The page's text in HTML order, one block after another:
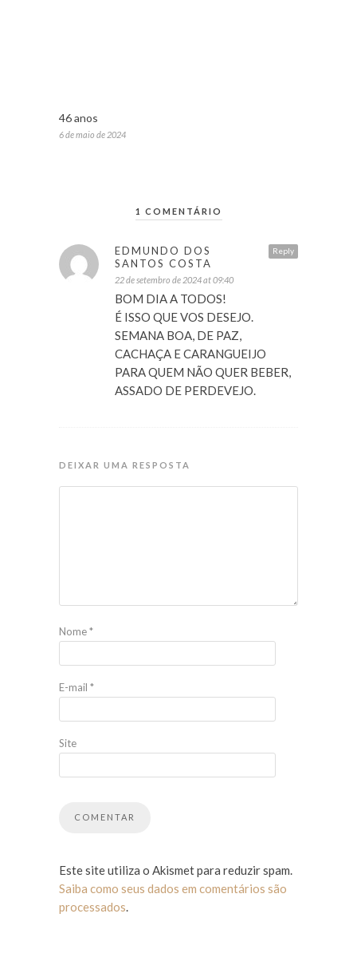
46 anos
6 de maio de 2024
1 COMENTÁRIO
Reply
EDMUNDO DOS
SANTOS COSTA
22 de setembro de 2024 at 09:40
BOM DIA A TODOS!
É ISSO QUE VOS DESEJO.
SEMANA BOA, DE PAZ,
CACHAÇA E CARANGUEIJO
PARA QUEM NÃO QUER BEBER,
ASSADO DE PERDEVEJO.
DEIXAR UMA RESPOSTA
Nome*
E-mail *
Site
Este site utiliza o Akismet para reduzir spam.
Saiba como seus dados em comentários são
processados.